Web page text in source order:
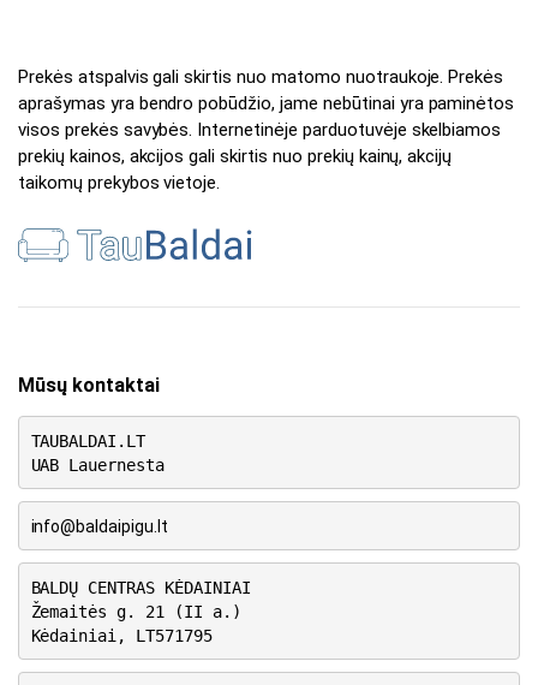
Prekės atspalvis gali skirtis nuo matomo nuotraukoje. Prekės
aprašymas yra bendro pobūdžio, jame nebūtinai yra paminėtos
visos prekės savybės. Internetinėje parduotuvėje skelbiamos
prekių kainos, akcijos gali skirtis nuo prekių kainų, akcijų
taikomų prekybos vietoje.
Mūsų kontaktai
TAUBALDAI.LT
UAB Lauernesta
info@baldaipigu.lt
BALDŲ CENTRAS KĖDAINIAI
Žemaitės g. 21 (II a.)
Kėdainiai, LT571795